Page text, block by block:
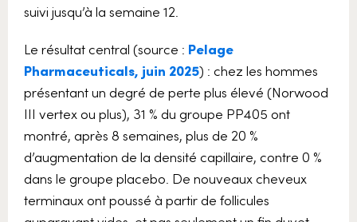
suivi jusqu’à la semaine 12.
Le résultat central (source : Pelage
Pharmaceuticals, juin 2025) : chez les hommes
présentant un degré de perte plus élevé (Norwood
III vertex ou plus), 31 % du groupe PP405 ont
montré, après 8 semaines, plus de 20 %
d’augmentation de la densité capillaire, contre 0 %
dans le groupe placebo. De nouveaux cheveux
terminaux ont poussé à partir de follicules